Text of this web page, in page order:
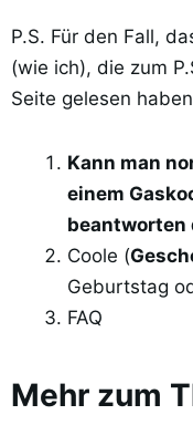
P.S. Für den Fall,
(wie ich), die zum
Seite gelesen
Kann man
einem
beantworten
Coole (
Geburtstag
FAQ
Mehr zum